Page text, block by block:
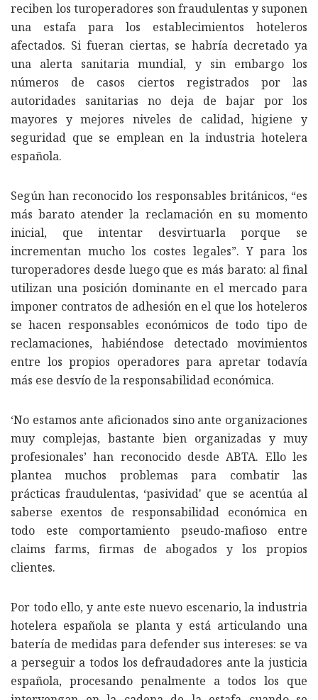
reciben los turoperadores son fraudulentas y suponen
una estafa para los establecimientos hoteleros
afectados. Si fueran ciertas, se habría decretado ya
una alerta sanitaria mundial, y sin embargo los
números de casos ciertos registrados por las
autoridades sanitarias no deja de bajar por los
mayores y mejores niveles de calidad, higiene y
seguridad que se emplean en la industria hotelera
española.
Según han reconocido los responsables británicos, “es
más barato atender la reclamación en su momento
inicial, que intentar desvirtuarla porque se
incrementan mucho los costes legales”. Y para los
turoperadores desde luego que es más barato: al final
utilizan una posición dominante en el mercado para
imponer contratos de adhesión en el que los hoteleros
se hacen responsables económicos de todo tipo de
reclamaciones, habiéndose detectado movimientos
entre los propios operadores para apretar todavía
más ese desvío de la responsabilidad económica.
‘No estamos ante aficionados sino ante organizaciones
muy complejas, bastante bien organizadas y muy
profesionales’ han reconocido desde ABTA. Ello les
plantea muchos problemas para combatir las
prácticas fraudulentas, ‘pasividad' que se acentúa al
saberse exentos de responsabilidad económica en
todo este comportamiento pseudo-mafioso entre
claims farms, firmas de abogados y los propios
clientes.
Por todo ello, y ante este nuevo escenario, la industria
hotelera española se planta y está articulando una
batería de medidas para defender sus intereses: se va
a perseguir a todos los defraudadores ante la justicia
española, procesando penalmente a todos los que